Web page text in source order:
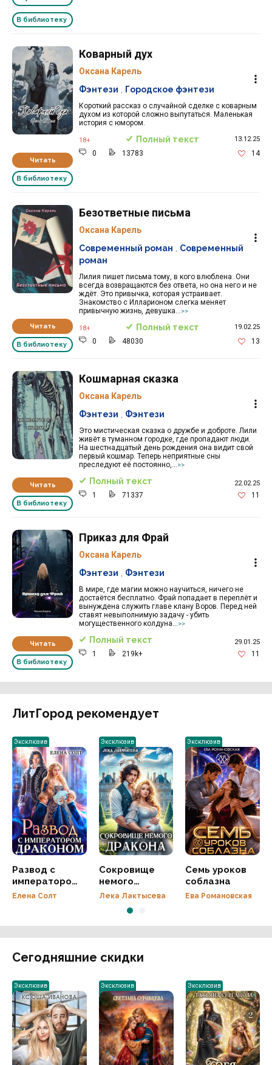
В библиотеку
Читать
В библиотеку
Коварный дух
Оксана Карель
Короткий рассказ о случайной сделке с коварным
духом из которой сложно выпутаться. Маленькая
история с юмором.
Фэнтези Городское фэнтези
18+ Полный текст 13.12.25
0 13783 14
Читать
В библиотеку
Безответные письма
Оксана Карель
Лилия пишет письма тому, в кого влюблена. Они
всегда возвращаются без ответа, но она него и не
ждёт. Это привычка, которая устраивает.
Знакомство с Илларионом слегка меняет
привычную жизнь, девушка...
>>
Современный роман
Современный
роман
18+ Полный текст 19.02.25
0 48030 13
Читать
В библиотеку
Кошмарная сказка
Оксана Карель
Это мистическая сказка о дружбе и доброте. Лили
живёт в туманном городке, где пропадают люди.
На шестнадцатый день рождения она видит свой
первый кошмар. Теперь неприятные сны
преследуют её постоянно,...
>>
Фэнтези Фэнтези
Полный текст 22.02.25
1 71337 11
Читать
В библиотеку
Приказ для Фрай
Оксана Карель
В мире, где магии можно научиться, ничего не
достаётся бесплатно. Фрай попадает в переплёт и
вынуждена служить главе клану Воров. Перед ней
ставят невыполнимую задачу - убить
могущественного колдуна...
>>
Фэнтези Фэнтези
Полный текст 29.01.25
1 219k+ 11
ЛитГород рекомендует
Эксклюзив
Развод с
императором
драконом
Елена Солт
Эксклюзив
Сокровище
немого
дракона
Лека Лактысева
Эксклюзив
Семь уроков
соблазна
Ева Романовская
Сегодняшние скидки
Эксклюзив Эксклюзив Эксклюзив